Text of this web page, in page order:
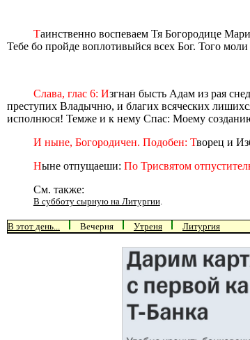
Таинственно воспеваем Тя Богородице
Тебе бо пройде воплотивыйся всех Бог. Того
Слава, глас 6: Изгнан бысть Адам из рая
преступих Владычню, и благих всяческих
исполнюся! Темже и к нему Спас: Моему
И ныне, Богородичен. Подобен: Творец и
Ныне отпущаеши: По Трисвятом
См. также:
В субботу сырную на Литургии.
В этот день... Вечерня Утреня Литургия